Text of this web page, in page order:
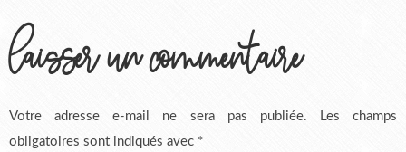
laisser un commentaire
Votre adresse e-mail ne sera pas publiée.
Les champs
obligatoires sont indiqués avec *